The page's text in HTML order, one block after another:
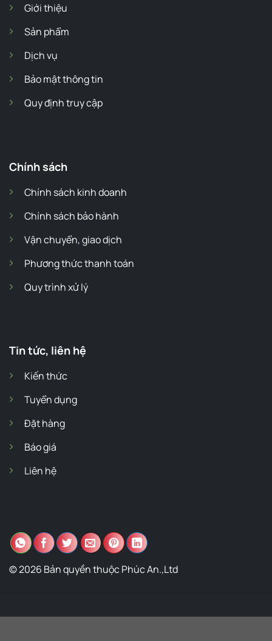
Giới thiệu
Sản phẩm
Dịch vụ
Bảo mật thông tin
Quy định truy cập
Chính sách
Chính sách kinh doanh
Chính sách bảo hành
Vận chuyển, giao dịch
Phương thức thanh toán
Quy trình xử lý
Tin tức, liên hệ
Kiến thức
Tuyển dụng
Đặt hàng
Báo giá
Liên hệ
© 2026 Bản quyền thuộc Phúc An.,Ltd